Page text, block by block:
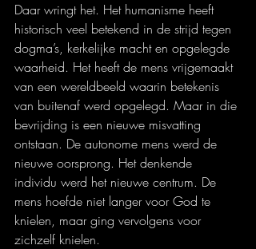
Daar wringt het. Het humanisme heeft
historisch veel betekend in de strijd tegen
dogma’s, kerkelijke macht en opgelegde
waarheid. Het heeft de mens vrijgemaakt
van een wereldbeeld waarin betekenis
van buitenaf werd opgelegd. Maar in die
bevrijding is een nieuwe misvatting
ontstaan. De autonome mens werd de
nieuwe oorsprong. Het denkende
individu werd het nieuwe centrum. De
mens hoefde niet langer voor God te
knielen, maar ging vervolgens voor
zichzelf knielen.